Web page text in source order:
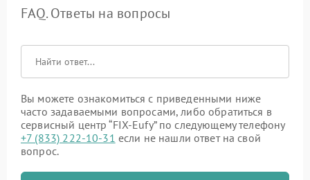
FAQ. Ответы на вопросы
Вы можете ознакомиться с приведенными ниже
часто задаваемыми вопросами, либо обратиться в
сервисный центр “FIX-Eufy” по следующему телефону
+7 (833) 222-10-31 если не нашли ответ на свой
вопрос.